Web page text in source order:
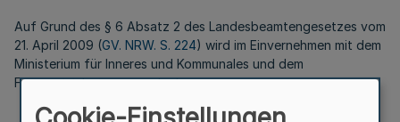
Auf Grund des § 6 Absatz 2 des Landesbeamtengesetzes vom
21. April 2009 (GV. NRW. S. 224) wird im Einvernehmen mit dem
Ministerium für Inneres und Kommunales und dem
Finanzministerium verordnet: